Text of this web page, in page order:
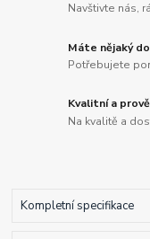
Navštivte nás,
Máte nějaký
Potřebujete
Kvalitní a
Na kvalitě a
Kompletní specifikace